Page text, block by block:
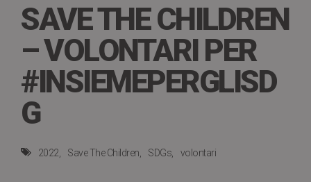
SAVE THE CHILDREN
– VOLONTARI PER
#INSIEMEPERGLISD
G
2022 Save The Children SDGs volontari